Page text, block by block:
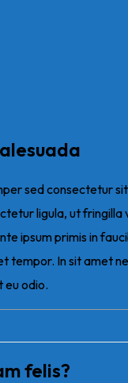
sed consectetur
ligula, ut fringilla
ipsum primis in
tempor. In sit amet
eu odio.
felis?